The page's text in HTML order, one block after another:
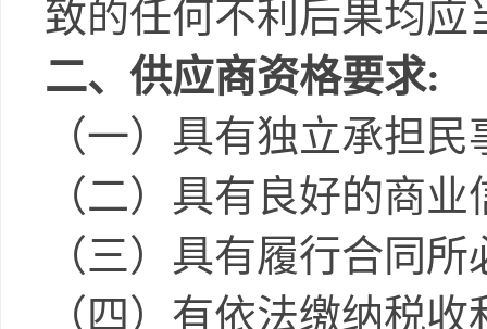
致的任何不利后果均
二、供应商资格要求:
（一）具有独立承担
（二）具有良好的商
（三）具有履行合同
（四）有依法缴纳税